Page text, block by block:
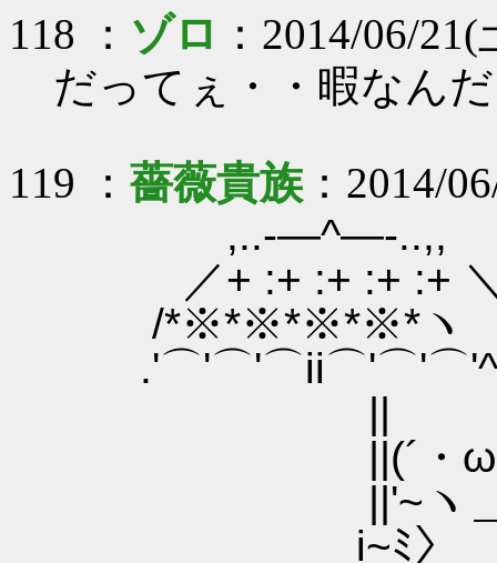
118 ： ゾロ ：2014/06/
だってぇ・・暇なん
119 ： 薔薇貴族 ：2014/
,..-―^―-..,,
／+ :+ :+ :+ :+
/*※*※*※*※*ヽ
.'⌒'⌒'⌒ii⌒'⌒'⌒'^
||
||(´・ω・｀
||'~ヽ＿
i~ﾐ〉 ,,,